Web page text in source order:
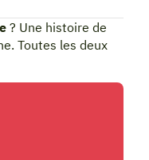
? Une histoire de
Toutes les deux